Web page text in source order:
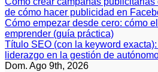
de cómo hacer publicidad en
Cómo empezar desde cero: cómo
emprender (guía práctica)
Título SEO (con la keyword
liderazgo en la gestión de
Dom. Ago 9th, 2026